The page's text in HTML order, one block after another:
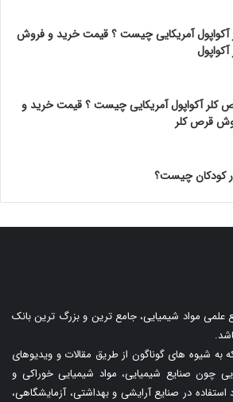
آکواپول آمریکایی چیست ؟ قیمت خرید و فروش
آکواپول
کلر آکواپول آمریکایی چیست ؟ قیمت خرید و
قرص کلر
کودکان چیست؟
مواد شیمیایی، جامع ترین و بزرگ ترین بانک
به شیوه های گوناگون از طریق مقالات و ویدیوهای
چون صنایع شیمیایی، مواد شیمیایی خوراکی و
استفاده در صنایع آرایشی و بهداشتی، آزمایشگاهی،